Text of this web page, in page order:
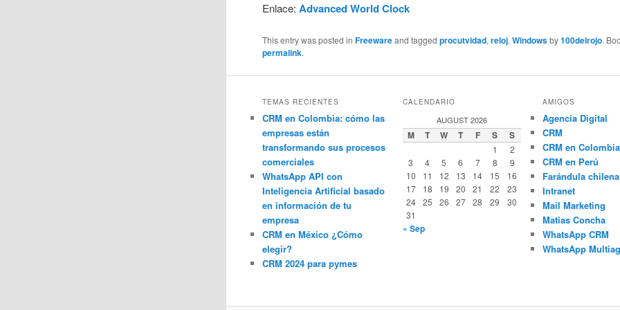
Enlace:Advanced World Clock
This entry was posted inFreewareand taggedprocutvidad,reloj,Windowsby100delrojo.
permalink.
TEMAS RECIENTES
CRM en Colombia: cómo las
empresas están
transformando sus procesos
comerciales
WhatsApp API con
Inteligencia Artificial basado
en información de tu
empresa
CRM en México ¿Cómo
elegir?
CRM 2024 para pymes
CALENDARIO
AUGUST 2026
M T W T F S S
1
2
3
4 5 6 7 8
9
10
11 12 13 14 15
16
17
18 19 20 21 22
23
24
25 26 27 28 29
30
31
« Sep
AMIGOS
Agencia Digital
CRM
CRM en Colombia
CRM en Perú
Farándula chilena
Intranet
Mail Marketing
Matias Concha
WhatsApp CRM
WhatsApp